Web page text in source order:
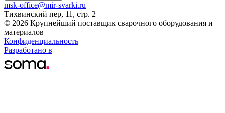
msk-office@mir-svarki.ru
Тихвинский пер, 11, стр. 2
© 2026 Крупнейший поставщик сварочного оборудования и
материалов
Конфиденциальность
Разработано в